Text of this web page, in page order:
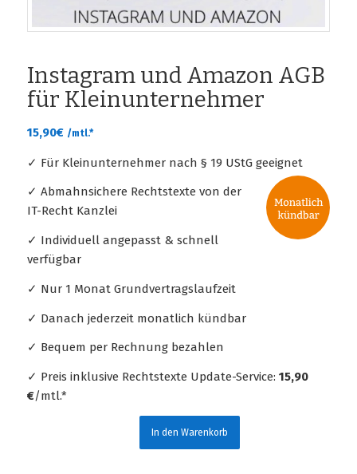
Instagram und Amazon AGB
für Kleinunternehmer
15,90€ /mtl.*
✓ Für Kleinunternehmer nach § 19 UStG geeignet
✓ Abmahnsichere Rechtstexte von der
IT-Recht Kanzlei
✓ Individuell angepasst & schnell
verfügbar
✓ Nur 1 Monat Grundvertragslaufzeit
✓ Danach jederzeit monatlich kündbar
✓ Bequem per Rechnung bezahlen
✓ Preis inklusive Rechtstexte Update-Service: 15,90
€/mtl.*
In den Warenkorb